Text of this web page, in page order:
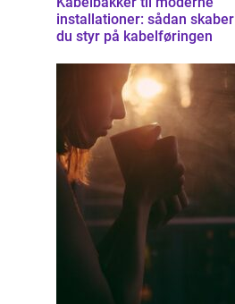
installationer: sådan skaber
du styr på kabelføringen